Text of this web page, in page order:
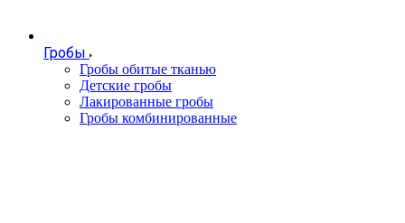
Гробы
Гробы обитые тканью
Детские гробы
Лакированные гробы
Гробы комбинированные